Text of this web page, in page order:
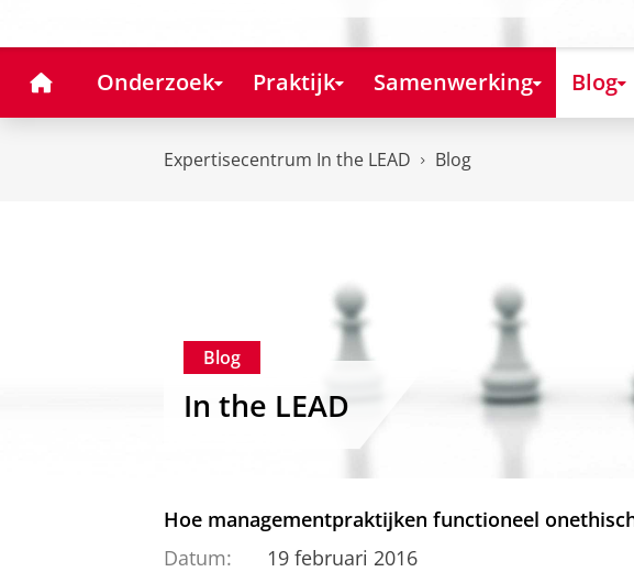
HomeOnderzoek Praktijk Samenwerking Blog
Expertisecentrum In the LEAD Blog
Blog
In the LEAD
Hoe managementpraktijken functioneel
Datum:
19 februari 2016